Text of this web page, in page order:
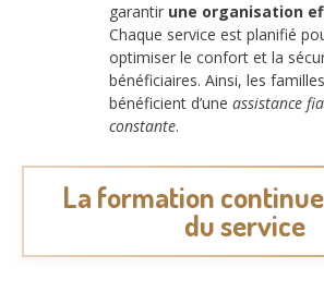
garantir une organisation
Chaque service est planifié
optimiser le confort et la
bénéficiaires. Ainsi, les familles
bénéficient d’une assistance
constante.
La formation
du service